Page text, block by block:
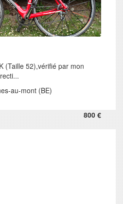
(Taille 52),vérifié par mon
au-mont (BE)
800 €